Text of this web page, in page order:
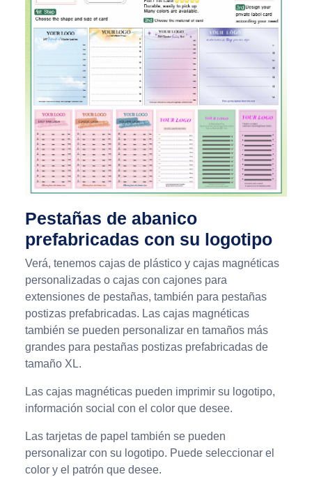
Pestañas de abanico
prefabricadas con su logotipo
Verá, tenemos cajas de plástico y cajas magnéticas
personalizadas o cajas con cajones para
extensiones de pestañas, también para pestañas
postizas prefabricadas. Las cajas magnéticas
también se pueden personalizar en tamaños más
grandes para pestañas postizas prefabricadas de
tamaño XL.
Las cajas magnéticas pueden imprimir su logotipo,
información social con el color que desee.
Las tarjetas de papel también se pueden
personalizar con su logotipo. Puede seleccionar el
color y el patrón que desee.